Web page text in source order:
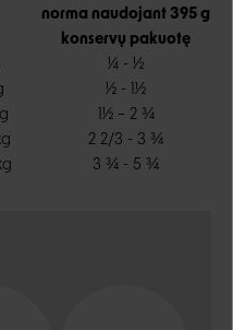
norma naudojant 395 g
konservų pakuotę
¼ - ½
½ - 1½
1½ – 2 ¾
2 2/3 - 3 ¾
3 ¾ - 5 ¾